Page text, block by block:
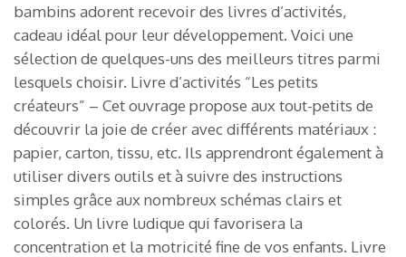
bambins adorent recevoir des livres d’activités,
cadeau idéal pour leur développement. Voici une
sélection de quelques-uns des meilleurs titres parmi
lesquels choisir. Livre d’activités “Les petits
créateurs” – Cet ouvrage propose aux tout-petits de
découvrir la joie de créer avec différents matériaux :
papier, carton, tissu, etc. Ils apprendront également à
utiliser divers outils et à suivre des instructions
simples grâce aux nombreux schémas clairs et
colorés. Un livre ludique qui favorisera la
concentration et la motricité fine de vos enfants. Livre